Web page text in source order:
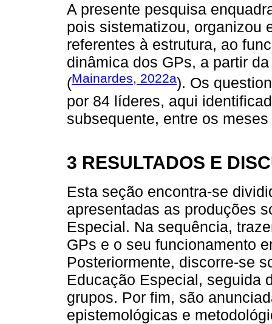
A presente pesquisa
pois sistematizou, organizou
referentes à estrutura, ao
dinâmica dos GPs, a partir
(Mainardes, 2022a). Os
por 84 líderes, aqui
subsequente, entre os
3 RESULTADOS E
Esta seção encontra-se
apresentadas as produções
Especial. Na sequência,
GPs e o seu funcionamento
Posteriormente, discorre-se
Educação Especial, seguida
grupos. Por fim, são
epistemológicas e